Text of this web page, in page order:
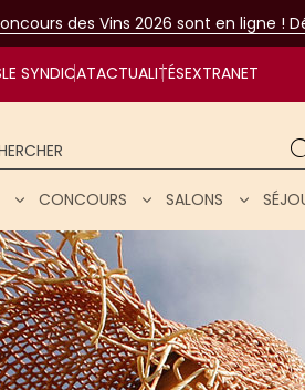
des Vins 2026 sont en ligne !
LE SYNDICATACTUALITÉSEXTRANET
vins
CONCOURS SALONS